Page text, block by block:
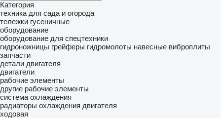
Категория
техника для сада и огорода
тележки гусеничные
оборудование
оборудование для спецтехники
гидроножницы грейферы гидромолоты навесные виброплиты
запчасти
детали двигателя
двигатели
рабочие элементы
другие рабочие элементы
система охлаждения
радиаторы охлаждения двигателя
ходовая